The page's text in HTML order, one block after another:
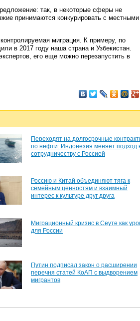
так, в некоторые сферы не
принимаются конкурировать с местными
миграция. К примеру, по
в 2017 году наша страна и Узбекистан.
его еще можно перезапустить в
Переходят на долгосрочные
по нефти: Индонезия меняет подход
сотрудничеству с Россией
Россию и Китай объединяют тяга к
семейным ценностям и взаимный
интерес к культуре друг друга
Миграционный кризис в Сеуте как
для России
Путин подписал закон о расширении
перечня статей КоАП с выдворением
мигрантов